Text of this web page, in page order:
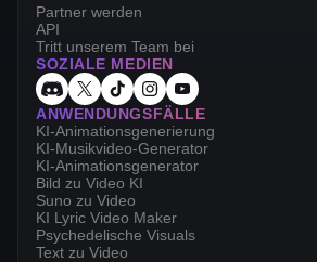
Partner werden
API
Tritt unserem Team bei
SOZIALE MEDIEN
ANWENDUNGSFÄLLE
KI-Animationsgenerierung
KI-Musikvideo-Generator
KI-Animationsgenerator
Bild zu Video KI
Suno zu Video
KI Lyric Video Maker
Psychedelische Visuals
Text zu Video